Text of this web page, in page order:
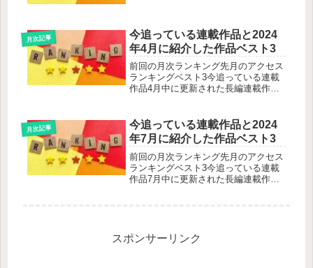
月次記事
今追っている連載作品と2024
年4月に紹介した作品ベスト3
前回の月次ランキング先月のアクセス
ランキングベスト3今追っている連載
作品4月中に更新された長編連載作品
作品を下に追加していき、新しくお気
に入り登録した作品には分かりやすい
よ...
月次記事
今追っている連載作品と2024
年7月に紹介した作品ベスト3
前回の月次ランキング先月のアクセス
ランキングベスト3今追っている連載
作品7月中に更新された長編連載作品
よ...
スポンサーリンク